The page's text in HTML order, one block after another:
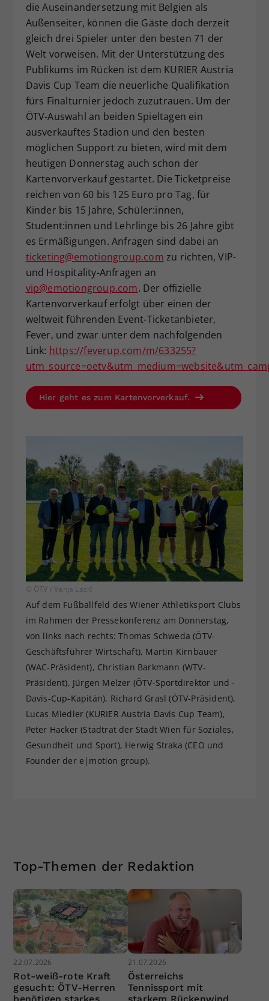
die Auseinandersetzung mit Belgien als
Außenseiter, können die Gäste doch derzeit
gleich drei Spieler unter den besten 71 der
Welt vorweisen. Mit der Unterstützung des
Publikums im Rücken ist dem KURIER Austria
Davis Cup Team die neuerliche Qualifikation
fürs Finalturnier jedoch zuzutrauen. Um der
ÖTV-Auswahl an beiden Spieltagen ein
ausverkauftes Stadion und den besten
möglichen Support zu bieten, wird mit dem
heutigen Donnerstag auch schon der
Kartenvorverkauf gestartet. Die Ticketpreise
reichen von 60 bis 125 Euro pro Tag, für
Kinder bis 15 Jahre, Schüler:innen,
Student:innen und Lehrlinge bis 26 Jahre gibt
es Ermäßigungen. Anfragen sind dabei an
ticketing@emotiongroup.com zu richten, VIP-
und Hospitality-Anfragen an
vip@emotiongroup.com. Der offizielle
Kartenvorverkauf erfolgt über einen der
weltweit führenden Event-Ticketanbieter,
Fever, und zwar unter dem nachfolgenden
Link: https://feverup.com/m/633255?
Hier geht es zum Kartenvorverkauf.
© ÖTV / Vanja Lazić
Auf dem Fußballfeld des Wiener Athletiksport Clubs
im Rahmen der Pressekonferenz am Donnerstag,
von links nach rechts: Thomas Schweda (ÖTV-
Geschäftsführer Wirtschaft), Martin Kirnbauer
(WAC-Präsident), Christian Barkmann (WTV-
Präsident), Jürgen Melzer (ÖTV-Sportdirektor und -
Davis-Cup-Kapitän), Richard Grasl (ÖTV-Präsident),
Lucas Miedler (KURIER Austria Davis Cup Team),
Peter Hacker (Stadtrat der Stadt Wien für Soziales,
Gesundheit und Sport), Herwig Straka (CEO und
Founder der e|motion group).
Top-Themen der Redaktion
22.07.2026
Rot-weiß-rote Kraft
gesucht: ÖTV-Herren
21.07.2026
Österreichs
Tennissport mit